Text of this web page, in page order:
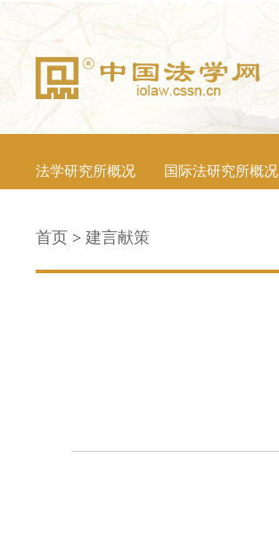
法学研究所概况 国际法研究所概况
首页 > 建言献策